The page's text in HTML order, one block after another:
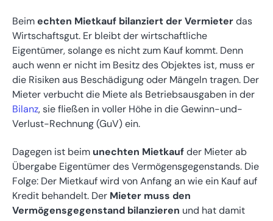
Beimechten Mietkauf bilanziert der Vermieterdas
Wirtschaftsgut. Er bleibt der wirtschaftliche
Eigentümer, solange es nicht zum Kauf kommt. Denn
auch wenn er nicht im Besitz des Objektes ist, muss er
die Risiken aus Beschädigung oder Mängeln tragen. Der
Mieter verbucht die Miete als Betriebsausgaben in der
Bilanz, sie fließen in voller Höhe in die Gewinn-und-
Verlust-Rechnung (GuV) ein.
Dagegen ist beim unechten Mietkaufder Mieter ab
Übergabe Eigentümer des Vermögensgegenstands. Die
Folge: Der Mietkauf wird von Anfang an wie ein Kauf auf
Kredit behandelt. Der Mieter muss den
Vermögensgegenstand bilanzieren und hat damit